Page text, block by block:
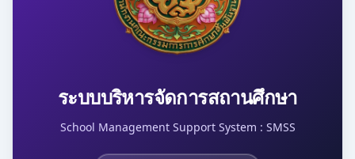
ระบบบริหารจัดการสถานศึกษา
School Management Support System : SMSS